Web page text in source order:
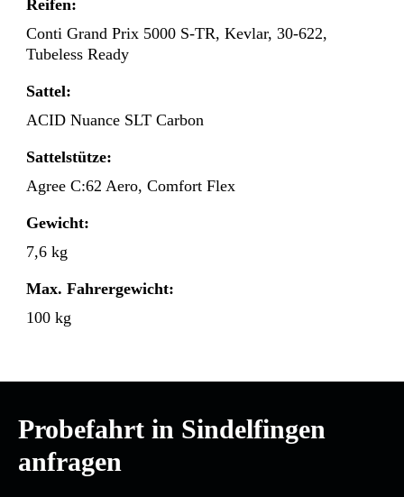
Reifen:
Conti Grand Prix 5000 S-TR, Kevlar, 30-622,
Tubeless Ready
Sattel:
ACID Nuance SLT Carbon
Sattelstütze:
Agree C:62 Aero, Comfort Flex
Gewicht:
7,6 kg
Max. Fahrergewicht:
100 kg
Probefahrt in Sindelfingen
anfragen